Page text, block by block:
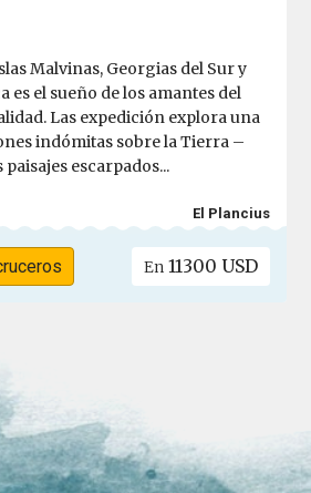
Malvinas, Georgias del Sur y
es el sueño de los amantes del
Las expedición explora una
indómitas sobre la Tierra –
escarpados...
El Plancius
En11300 USD